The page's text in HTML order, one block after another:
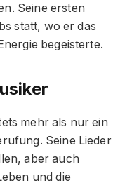
Seine ersten
statt, wo er das
begeisterte.
mehr als nur ein
Seine Lieder
aber auch
und die